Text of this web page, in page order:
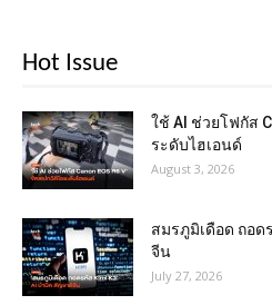
Hot Issue
ใช้ AI ช่วยโฟกัส
ระดับไฮเอนด์
August 3, 2026
สมรภูมิเดือด ถอ
จีน
July 27, 2026